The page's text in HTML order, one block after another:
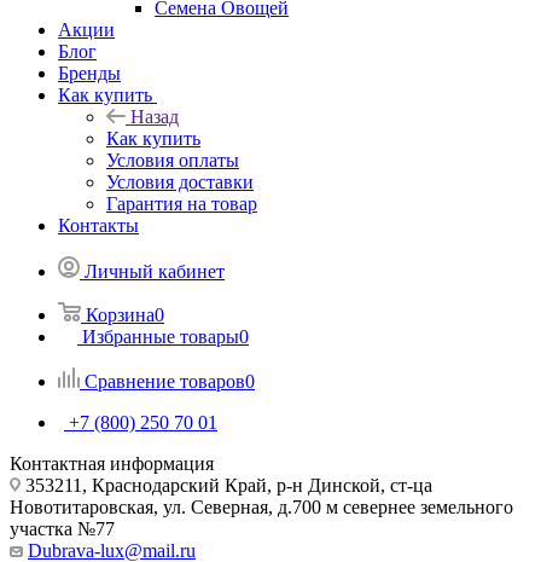
Семена Овощей
Акции
Блог
Бренды
Как купить
Назад
Как купить
Условия оплаты
Условия доставки
Гарантия на товар
Контакты
Личный кабинет
Корзина0
Избранные товары0
Сравнение товаров0
+7 (800) 250 70 01
Контактная информация
353211, Краснодарский Край, р-н Динской, ст-ца
Новотитаровская, ул. Северная, д.700 м севернее земельного
участка №77
Dubrava-lux@mail.ru